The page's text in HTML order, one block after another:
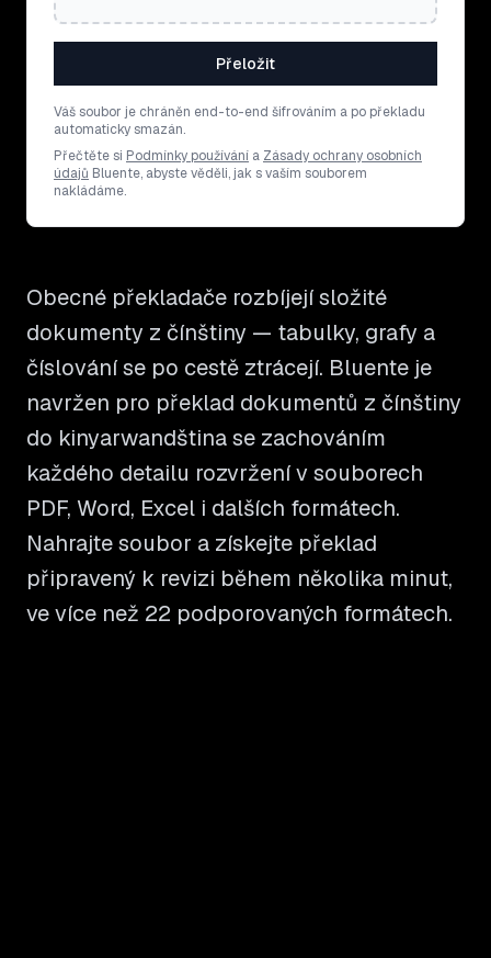
Přeložit
Váš soubor je chráněn end-to-end šifrováním a po překladu
automaticky smazán.
Přečtěte si Podmínky používání a Zásady ochrany osobních
údajů Bluente, abyste věděli, jak s vaším souborem
nakládáme.
Obecné překladače rozbíjejí složité
dokumenty z čínštiny — tabulky, grafy a
číslování se po cestě ztrácejí. Bluente je
navržen pro překlad dokumentů z čínštiny
do kinyarwandština se zachováním
každého detailu rozvržení v souborech
PDF, Word, Excel i dalších formátech.
Nahrajte soubor a získejte překlad
připravený k revizi během několika minut,
ve více než 22 podporovaných formátech.